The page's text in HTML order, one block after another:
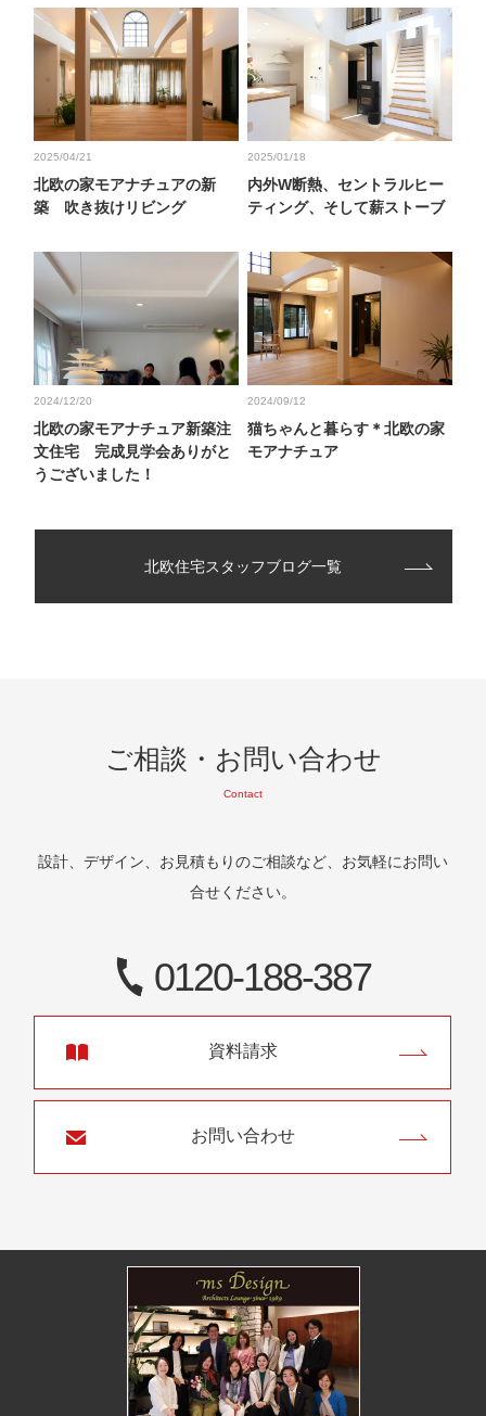
2025/04/21
北欧の家モアナチュアの新
築 吹き抜けリビング
2025/01/18
内外W断熱、セントラルヒー
ティング、そして薪ストーブ
2024/12/20
北欧の家モアナチュア新築注
文住宅 完成見学会ありがと
うございました！
2024/09/12
猫ちゃんと暮らす＊北欧の家
モアナチュア
北欧住宅スタッフブログ一覧
ご相談・お問い合わせ
Contact
設計、デザイン、お見積もりのご相談など、お気軽にお問い
合せください。
0120-188-387
資料請求
お問い合わせ